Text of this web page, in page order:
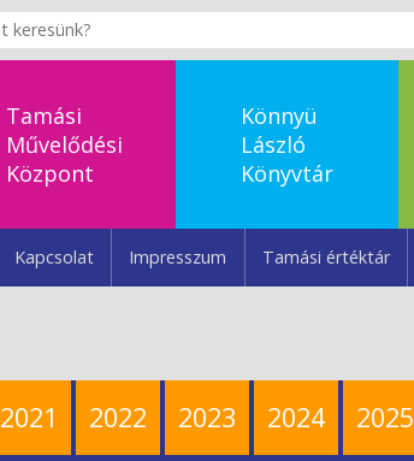
Tamási
Művelődési
Központ
Könnyü
László
Könyvtár
Kapcsolat Impresszum Tamási értéktár
2021 2022 2023 2024 2025